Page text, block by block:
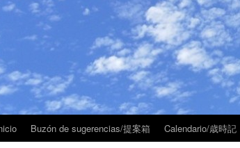
Buzón de sugerencias/提案箱 Calendario/歳時記